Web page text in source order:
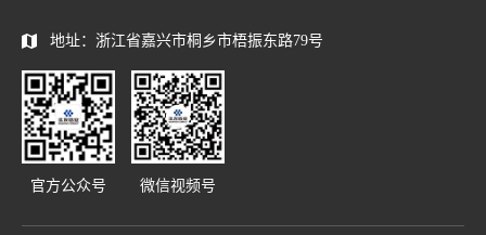
地址：浙江省嘉兴市桐乡市梧振东路79号
官方公众号 微信视频号